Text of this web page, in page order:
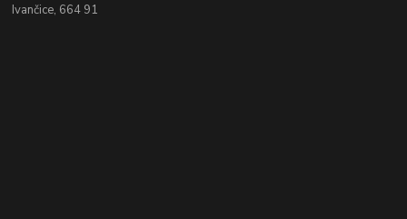
Ivančice, 664 91